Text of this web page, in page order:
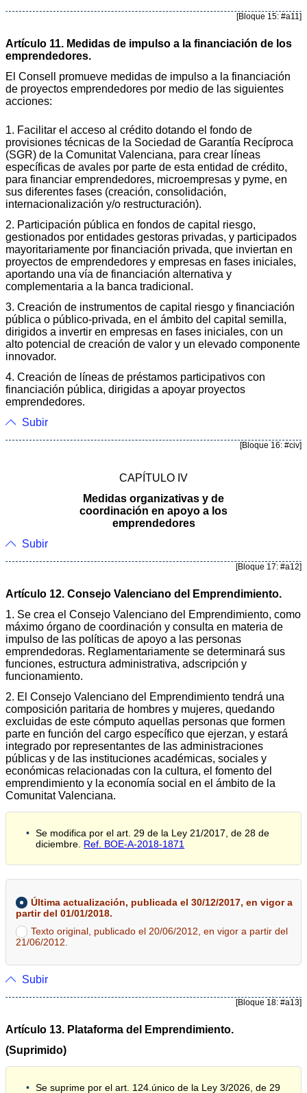
[Bloque 15: #a11]
Artículo 11. Medidas de impulso a la financiación de los
emprendedores.
El Consell promueve medidas de impulso a la financiación
de proyectos emprendedores por medio de las siguientes
acciones:
1. Facilitar el acceso al crédito dotando el fondo de
provisiones técnicas de la Sociedad de Garantía Recíproca
(SGR) de la Comunitat Valenciana, para crear líneas
específicas de avales por parte de esta entidad de crédito,
para financiar emprendedores, microempresas y pyme, en
sus diferentes fases (creación, consolidación,
internacionalización y/o restructuración).
2. Participación pública en fondos de capital riesgo,
gestionados por entidades gestoras privadas, y participados
mayoritariamente por financiación privada, que inviertan en
proyectos de emprendedores y empresas en fases iniciales,
aportando una vía de financiación alternativa y
complementaria a la banca tradicional.
3. Creación de instrumentos de capital riesgo y financiación
pública o público-privada, en el ámbito del capital semilla,
dirigidos a invertir en empresas en fases iniciales, con un
alto potencial de creación de valor y un elevado componente
innovador.
4. Creación de líneas de préstamos participativos con
financiación pública, dirigidas a apoyar proyectos
emprendedores.
Subir
[Bloque 16: #civ]
CAPÍTULO IV
Medidas organizativas y de
coordinación en apoyo a los
emprendedores
Subir
[Bloque 17: #a12]
Artículo 12. Consejo Valenciano del Emprendimiento.
1. Se crea el Consejo Valenciano del Emprendimiento, como
máximo órgano de coordinación y consulta en materia de
impulso de las políticas de apoyo a las personas
emprendedoras. Reglamentariamente se determinará sus
funciones, estructura administrativa, adscripción y
funcionamiento.
2. El Consejo Valenciano del Emprendimiento tendrá una
composición paritaria de hombres y mujeres, quedando
excluidas de este cómputo aquellas personas que formen
parte en función del cargo específico que ejerzan, y estará
integrado por representantes de las administraciones
públicas y de las instituciones académicas, sociales y
económicas relacionadas con la cultura, el fomento del
emprendimiento y la economía social en el ámbito de la
Comunitat Valenciana.
Se modifica por el art. 29 de la Ley 21/2017, de 28 de
diciembre. Ref. BOE-A-2018-1871
Última actualización, publicada el 30/12/2017, en vigor a
partir del 01/01/2018.
Texto original, publicado el 20/06/2012, en vigor a partir del
21/06/2012.
Subir
[Bloque 18: #a13]
Artículo 13. Plataforma del Emprendimiento.
(Suprimido)
Se suprime por el art. 124.único de la Ley 3/2026, de 29